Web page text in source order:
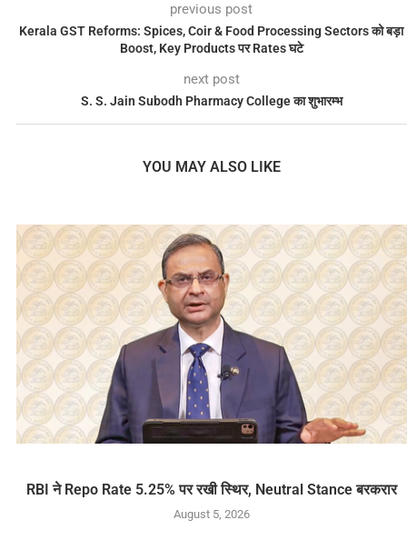
previous post
Kerala GST Reforms: Spices, Coir & Food Processing Sectors को बड़ा
Boost, Key Products पर Rates घटे
next post
S. S. Jain Subodh Pharmacy College का शुभारम्भ
YOU MAY ALSO LIKE
RBI ने Repo Rate 5.25% पर रखी स्थिर, Neutral Stance बरकरार
August 5, 2026